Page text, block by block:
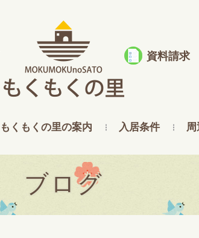
資料請求
もくもくの里の案内 入居条件 周
ブログ